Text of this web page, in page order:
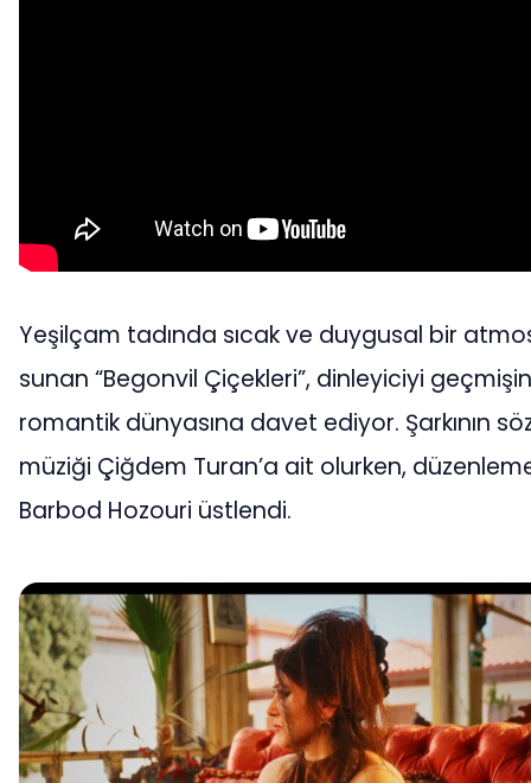
Yeşilçam tadında sıcak ve duygusal bir
sunan “Begonvil Çiçekleri”, dinleyiciyi geçmişin
romantik dünyasına davet ediyor. Şarkının
müziği Çiğdem Turan’a ait olurken,
Barbod Hozouri üstlendi.